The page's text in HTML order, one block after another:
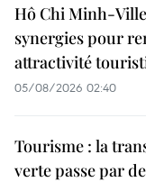
Hô Chi Minh-
synergies pour
attractivité
05/08/2026 02:40
Tourisme : la
verte passe par